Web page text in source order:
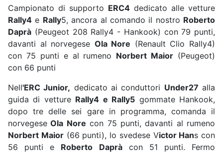
Campionato di supporto ERC4 dedicato alle vetture
Rally4 e Rally5, ancora al comando il nostro Roberto
Daprà (Peugeot 208 Rally4 - Hankook) con 79 punti,
davanti al norvegese Ola Nore (Renault Clio Rally4)
con 75 punti e al rumeno Norbert Maior (Peugeot)
con 66 punti
Nell'ERC Junior, dedicato ai conduttori Under27 alla
guida di vetture Rally4 e Rally5 gommate Hankook,
dopo tre delle sei gare in programma, comanda il
norvegese Ola Nore con 75 punti, davanti al rumeno
Norbert Maior(66 punti), lo svedese Victor Hans con
56 punti e Roberto Dapràcon 51 punti. Fermo